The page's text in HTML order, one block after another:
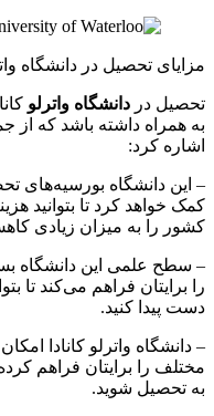
مزایای تحصیل در دانشگاه
تحصیل در دانشگاه واترلو
به همراه داشته باشد که از
اشاره کرد:
– این دانشگاه بورسیه‌های
کمک خواهد کرد تا بتوانید
کشور را به میزان زیادی
– سطح علمی این دانشگاه
را برایتان فراهم می‌کند تا
دست پیدا کنید.
– دانشگاه واترلو کانادا
مختلف را برایتان فراهم
به تحصیل شوید.